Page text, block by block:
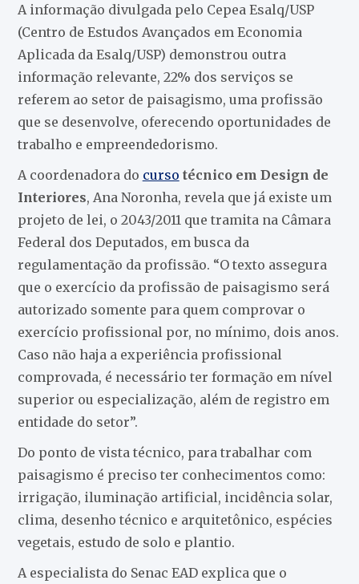
A informação divulgada pelo Cepea Esalq/USP
(Centro de Estudos Avançados em Economia
Aplicada da Esalq/USP) demonstrou outra
informação relevante, 22% dos serviços se
referem ao setor de paisagismo, uma profissão
que se desenvolve, oferecendo oportunidades de
trabalho e empreendedorismo.
A coordenadora do curso técnico em Design de
Interiores, Ana Noronha, revela que já existe um
projeto de lei, o 2043/2011 que tramita na Câmara
Federal dos Deputados, em busca da
regulamentação da profissão. “O texto assegura
que o exercício da profissão de paisagismo será
autorizado somente para quem comprovar o
exercício profissional por, no mínimo, dois anos.
Caso não haja a experiência profissional
comprovada, é necessário ter formação em nível
superior ou especialização, além de registro em
entidade do setor”.
Do ponto de vista técnico, para trabalhar com
paisagismo é preciso ter conhecimentos como:
irrigação, iluminação artificial, incidência solar,
clima, desenho técnico e arquitetônico, espécies
vegetais, estudo de solo e plantio.
A especialista do Senac EAD explica que o